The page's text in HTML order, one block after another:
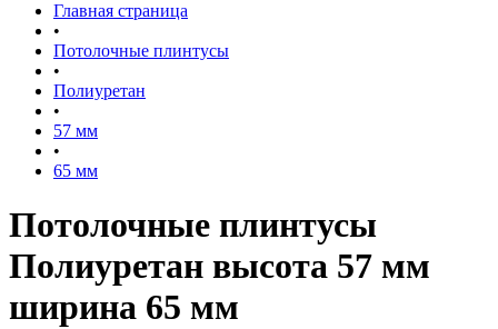
Главная страница
•
Потолочные плинтусы
•
Полиуретан
•
57 мм
•
65 мм
Потолочные плинтусы
Полиуретан высота 57 мм
ширина 65 мм